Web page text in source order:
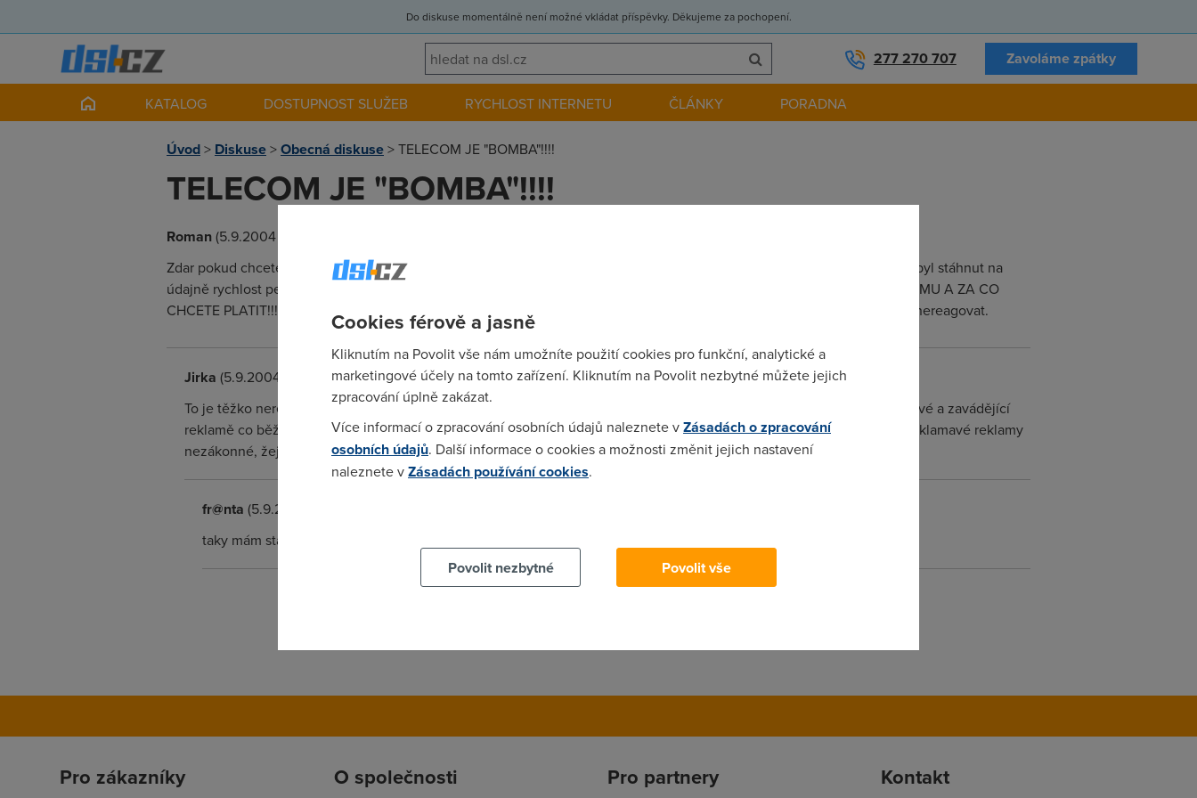
Do diskuse momentálně není možné vkládat příspěvky. Děkujeme za pochopení.
277 270 707 Zavoláme zpátky
KATALOG DOSTUPNOST SLUŽEB RYCHLOST INTERNETU ČLÁNKY PORADNA
Úvod> Diskuse>Obecná diskuse>TELECOM JE "BOMBA"!!!!
TELECOM JE "BOMBA"!!!!
Roman(5.9.2004 09:25:27)
Zdar pokud chcete opravdu "super rychlý" připojení tak si pořiďte Start od TELECOMU.Po 2 dnech a stažení 250MB jsem byl stáhnut na
údajně rychlost pevné linky ale nevím jestli 0- 29kb je to optimální za takový peníze.Takže si lidi dávejte VELKÝ pozor KOMU A ZA CO
CHCETE PLATIT!!!!!Dokonce s vámi na technické podpoře jednají jako s ::::Doporučuji vůbec na nabídky této společnosti nereagovat.
Jirka (5.9.2004 09:41:19)
To je těžko nereagovat. Široká veřejnost, která se nepohybuje v oblasti IT a nezná ceny a alternativy připojení té klamavé a zavádějící
reklamě co běží v televizi na "vysokorychostí neomezený internet" prostě uvěří. Proč by taky ne, když v této zemi jsou klamavé reklamy
nezákonné, žejo.
fr@nta (5.9.2004 10:34:12)
taky mám start od telekomu a nejsu spokojenej ping 80-1000
Pro zákazníky O společnosti Pro partnery Kontakt
Cookies férově a jasně
Kliknutím na Povolit vše nám umožníte použití cookies pro funkční, analytické a
marketingové účely na tomto zařízení. Kliknutím na Povolit nezbytné můžete jejich
zpracování úplně zakázat.
Více informací o zpracování osobních údajů naleznete vZásadách o zpracování
osobních údajů. Další informace o cookies a možnosti změnit jejich nastavení
naleznete vZásadách používání cookies.
Povolit nezbytné
Povolit vše